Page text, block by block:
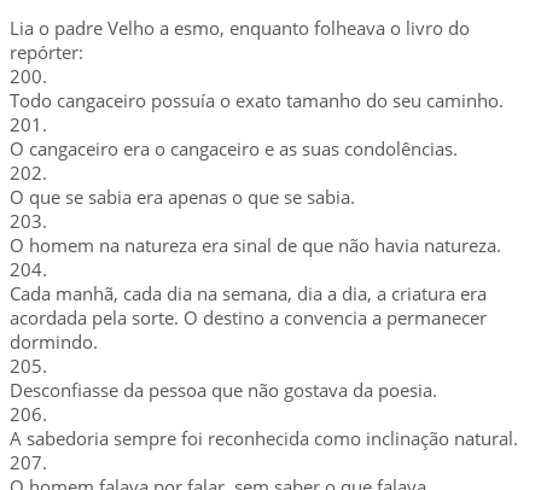
Lia o padre Velho a esmo, enquanto folheava o livro do
repórter:
200.
Todo cangaceiro possuía o exato tamanho do seu caminho.
201.
O cangaceiro era o cangaceiro e as suas condolências.
202.
O que se sabia era apenas o que se sabia.
203.
O homem na natureza era sinal de que não havia natureza.
204.
Cada manhã, cada dia na semana, dia a dia, a criatura era
acordada pela sorte. O destino a convencia a permanecer
dormindo.
205.
Desconfiasse da pessoa que não gostava da poesia.
206.
A sabedoria sempre foi reconhecida como inclinação natural.
207.